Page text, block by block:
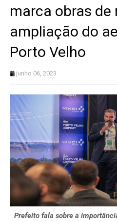
marca obras de
ampliação do
Porto Velho
junho 06, 2023
Prefeito fala sobre a